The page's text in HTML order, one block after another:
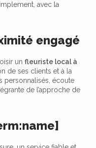
avec la
engagé
un fleuriste local à
de ses clients et à la
personnalisés, écoute
de l’approche de